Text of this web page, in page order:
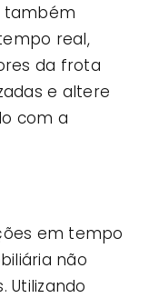
também
real,
da frota
e altere
com a
em tempo
não
Utilizando